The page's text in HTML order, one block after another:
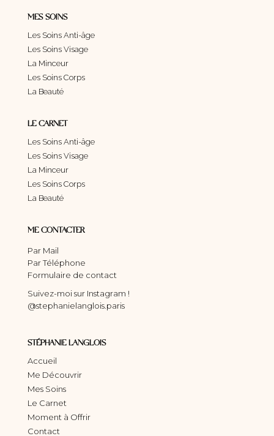
MES SOINS
Les Soins Anti-âge
Les Soins Visage
La Minceur
Les Soins Corps
La Beauté
LE CARNET
Les Soins Anti-âge
Les Soins Visage
La Minceur
Les Soins Corps
La Beauté
ME CONTACTER
Par Mail
Par Téléphone
Formulaire de contact
Suivez-moi sur Instagram !
@stephanielanglois.paris
STÉPHANIE LANGLOIS
Accueil
Me Découvrir
Mes Soins
Le Carnet
Moment à Offrir
Contact